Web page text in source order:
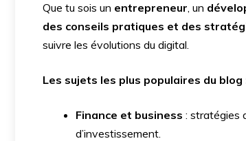
Que tu sois un entrepreneur, un
des conseils pratiques et des
suivre les évolutions du digital.
Les sujets les plus populaires du blog
Finance et business : stratégies
d’investissement.